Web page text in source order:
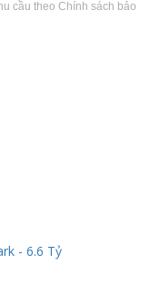
cầu theo Chính sách bảo
- 6.6 Tỷ